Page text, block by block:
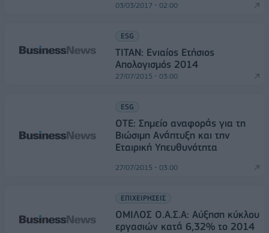
03/03/2017 - 02:00
ESG
TITAN: Ενιαίος Ετήσιος
Απολογισμός 2014
27/07/2015 - 03:00
ESG
ΟΤΕ: Σημείο αναφοράς για τη
Βιώσιμη Ανάπτυξη και την
Εταιρική Υπευθυνότητα
27/07/2015 - 03:00
ΕΠΙΧΕΙΡΗΣΕΙΣ
ΟΜΙΛΟΣ Ο.Α.Σ.Α: Αύξηση κύκλου
εργασιών κατά 6,32% το 2014